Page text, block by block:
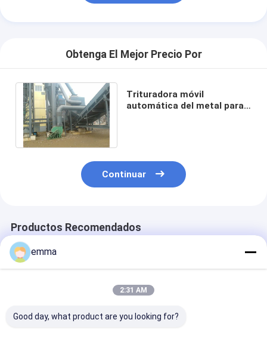
Obtenga El Mejor Precio Por
Trituradora móvil
automática del metal para
Continuar
Productos Recomendados
emma
2:31 AM
Good day, what product are you looking for?